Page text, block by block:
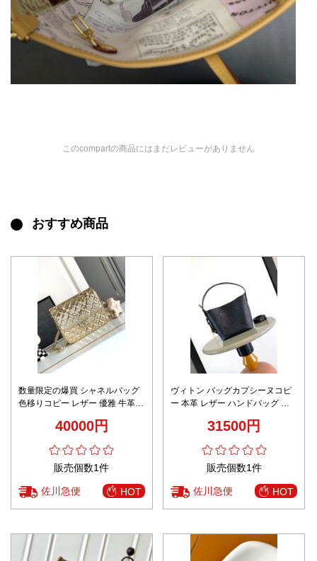
このcompartの商品にはまだレビューがありません
おすすめ商品
数量限定の爆買 シャネルバッグ
色移りコピー レザー 優雅 牛革
40000円
販売個数1件
佐川急便 HOT
ヴィトン バッグカプシーヌコピ
ー 本革 レザー ハンドバッグ プ
31500円
販売個数1件
佐川急便 HOT